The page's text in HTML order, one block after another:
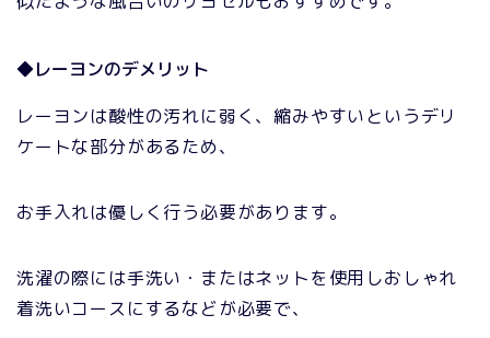
◆レーヨンのデメリット
レーヨンは酸性の汚れに弱く、縮みやすいというデリ
ケートな部分があるため、
お手入れは優しく行う必要があります。
洗濯の際には手洗い・またはネットを使用しおしゃれ
着洗いコースにするなどが必要で、